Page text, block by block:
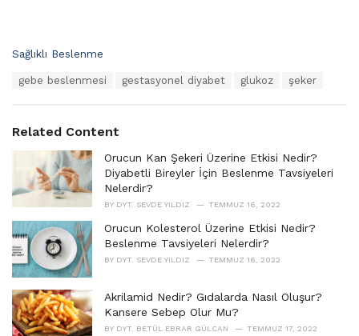
C
o
r
i
:
Sağlıklı Beslenme
:
gebe beslenmesi gestasyonel diyabet glukoz şeker
Related Content
Orucun Kan Şekeri Üzerine Etkisi Nedir?
Diyabetli Bireyler İçin Beslenme Tavsiyeleri
Nelerdir?
BY DYT. SEVDE YILDIZ TEMMUZ 16, 2022
Orucun Kolesterol Üzerine Etkisi Nedir?
Beslenme Tavsiyeleri Nelerdir?
BY DYT. SEVDE YILDIZ TEMMUZ 16, 2022
Akrilamid Nedir? Gıdalarda Nasıl Oluşur?
Kansere Sebep Olur Mu?
BY DYT. BETÜL EBRAR GÜLCAN TEMMUZ 17, 2022